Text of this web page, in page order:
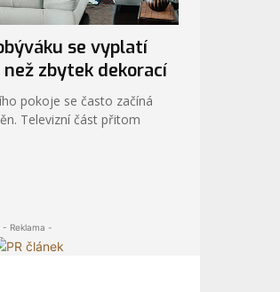
se vyplatí
zbytek dekorací
pokoje se často začíná
Televizní část přitom
- Reklama -